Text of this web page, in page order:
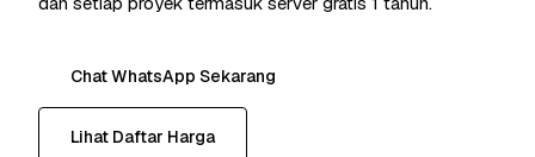
Chat WhatsApp Sekarang
Lihat Daftar Harga